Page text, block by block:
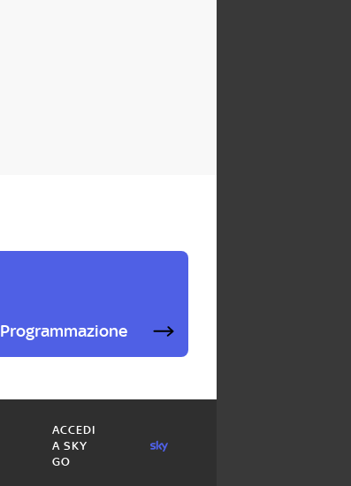
Programmazione
ACCEDI
A SKY
GO